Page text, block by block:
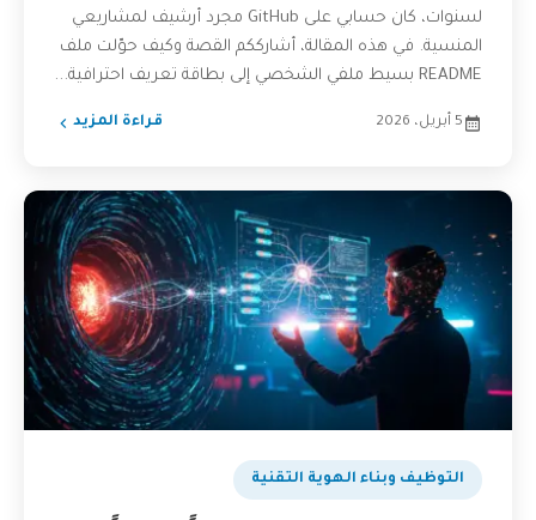
لسنوات، كان حسابي على GitHub مجرد أرشيف لمشاريعي
المنسية. في هذه المقالة، أشارككم القصة وكيف حوّلت ملف
README بسيط ملفي الشخصي إلى بطاقة تعريف احترافية...
5 أبريل، 2026 قراءة المزيد
التوظيف وبناء الهوية التقنية